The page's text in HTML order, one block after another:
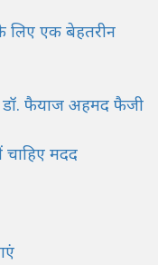
लिए एक बेहतरीन
डॉ. फैयाज अहमद फैजी
मदद